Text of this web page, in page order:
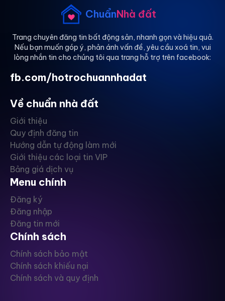
ChuẩnNhà đất
Trang chuyên đăng tin bất động sản, nhanh gọn và hiệu quả.
Nếu bạn muốn góp ý, phản ánh vấn đề, yêu cầu xoá tin, vui
lòng nhắn tin cho chúng tôi qua trang hỗ trợ trên facebook:
fb.com/hotrochuannhadat
Về chuẩn nhà đất
Giới thiệu
Quy định đăng tin
Hướng dẫn tự động làm mới
Giới thiệu các loại tin VIP
Bảng giá dịch vụ
Menu chính
Đăng ký
Đăng nhập
Đăng tin mới
Chính sách
Chính sách bảo mật
Chính sách khiếu nại
Chính sách và quy định